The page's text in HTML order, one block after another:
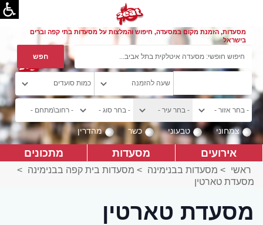
מסעדות, הזמנת מקום במסעדה, חיפוש והמלצות על מסעדות בתי קפה וברים
בישראל
צמחוני טבעוני כשר מהדרין
אירועים מסעדות מתכונים
ראשי > מסעדות בבנימינה > מסעדות בית קפה בבנימינה >
מסעדת טארטין
מסעדת טארטין